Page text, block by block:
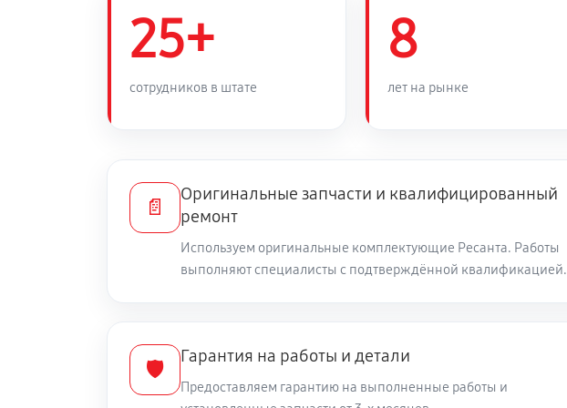
Замена силового трансформаторного реле
Ремонт корпуса стабилизатора (вмятины, трещины)
Замена кнопок и переключателей
25+
сотрудников в штате
8
лет на рынке
📄
Оригинальные запчасти и квалифицированный
ремонт
Используем оригинальные комплектующие Ресанта. Работы
выполняют специалисты с подтверждённой квалификацией.
🛡️
Гарантия на работы и детали
Предоставляем гарантию на выполненные работы и